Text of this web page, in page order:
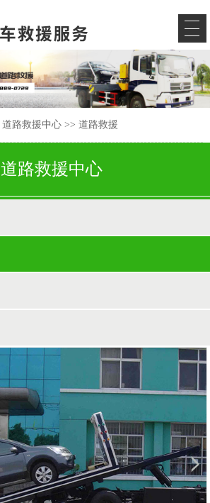
道路救援中心 >> 道路救援
道路救援中心